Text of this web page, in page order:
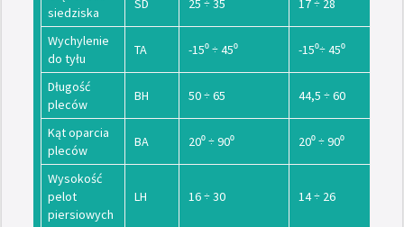
siedziska
SD 25 ÷ 35 17 ÷ 28
Wychylenie
do tyłu
TA -15⁰ ÷ 45⁰ -15⁰÷ 45⁰
Długość
pleców
BH 50 ÷ 65 44,5 ÷ 60
Kąt oparcia
pleców
BA 20⁰ ÷ 90⁰ 20⁰ ÷ 90⁰
Wysokość
pelot
piersiowych
LH 16 ÷ 30 14 ÷ 26